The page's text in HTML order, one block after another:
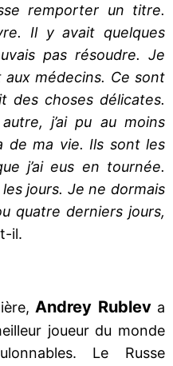
remporter un titre.
Il y avait quelques
pas résoudre. Je
médecins. Ce sont
des choses délicates.
j’ai pu au moins
de ma vie. Ils sont les
j’ai eus en tournée.
jours. Je ne dormais
quatre derniers jours,
il.
Andrey Rubleva
joueur du monde
Le Russe